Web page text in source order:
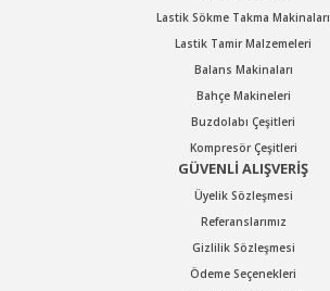
Lastik Sökme Takma Makinaları
Lastik Tamir Malzemeleri
Balans Makinaları
Bahçe Makineleri
Buzdolabı Çeşitleri
Kompresör Çeşitleri
GÜVENLİ ALIŞVERİŞ
Üyelik Sözleşmesi
Referanslarımız
Gizlilik Sözleşmesi
Ödeme Seçenekleri